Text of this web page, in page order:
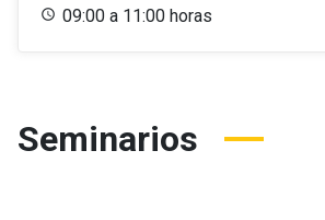
09:00 a 11:00 horas
Seminarios